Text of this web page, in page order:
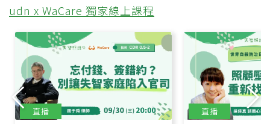
udn x WaCare 獨家線上課程
直播 直播